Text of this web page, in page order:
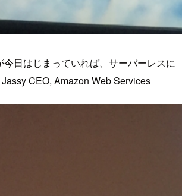
日はじまっていれば、サーバーレスに
CEO, Amazon Web Services